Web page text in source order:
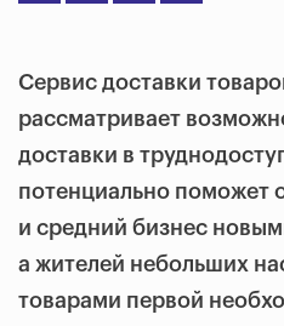
Сервис доставки
рассматривает
доставки в
потенциально поможет
и средний бизнес
а жителей небольших
товарами первой